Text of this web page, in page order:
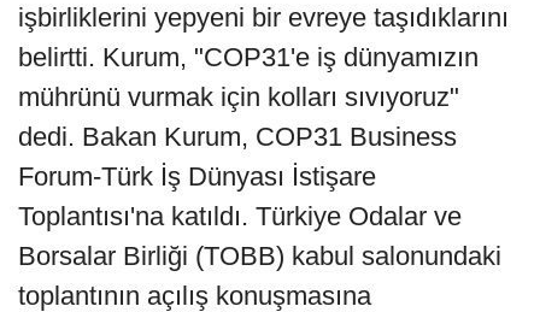
işbirliklerini yepyeni bir evreye taşıdıklarını
belirtti. Kurum, "COP31'e iş dünyamızın
mührünü vurmak için kolları sıvıyoruz"
dedi. Bakan Kurum, COP31 Business
Forum-Türk İş Dünyası İstişare
Toplantısı'na katıldı. Türkiye Odalar ve
Borsalar Birliği (TOBB) kabul salonundaki
toplantının açılış konuşmasına